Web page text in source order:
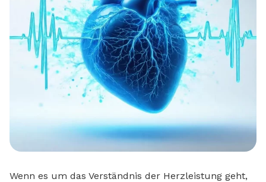
Wenn es um das Verständnis der Herzleistung geht,